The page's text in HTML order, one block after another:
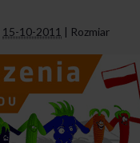
15-10-2011 | Rozmiar